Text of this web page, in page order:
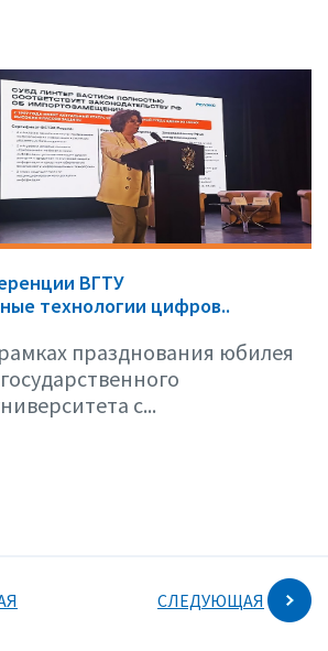
ВГТУ
технологии цифров..
празднования юбилея
с...
СЛЕДУЮЩАЯ